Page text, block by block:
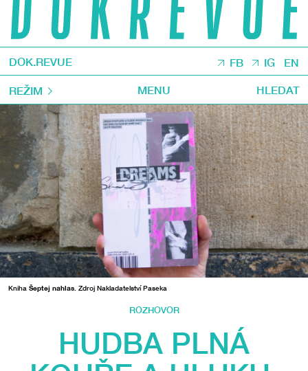
DOK.REVUE FB IG EN
REŽIM MENU HLEDAT
Kniha Šeptej nahlas . Zdroj Nakladatelství Paseka
ROZHOVOR
HUDBA PLNÁ